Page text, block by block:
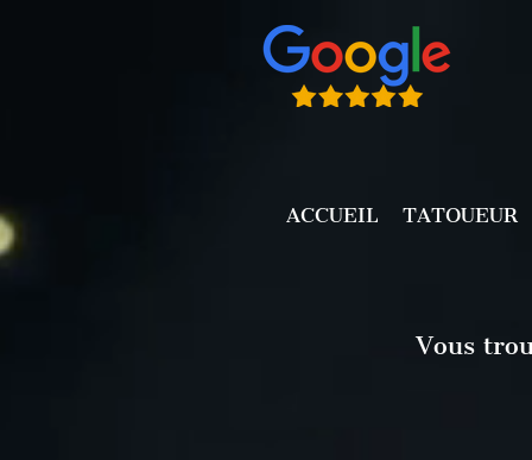
Vous
ACCUEIL TATOUEUR